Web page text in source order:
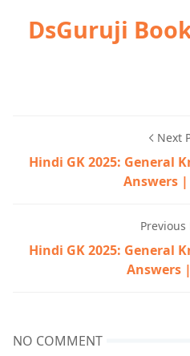
DsGuruji
Next
Hindi GK 2025: General
Answers |
Previous
Hindi GK 2025: General
Answers
NO COMMENT